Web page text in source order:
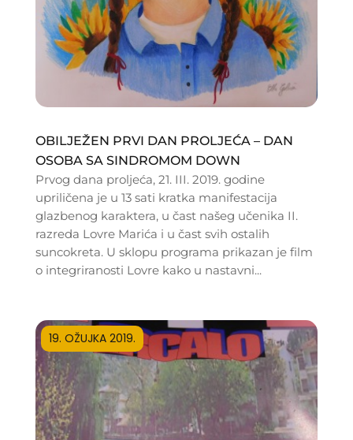
OBILJEŽEN PRVI DAN PROLJEĆA – DAN
OSOBA SA SINDROMOM DOWN
Prvog dana proljeća, 21. III. 2019. godine
upriličena je u 13 sati kratka manifestacija
glazbenog karaktera, u čast našeg učenika II.
razreda Lovre Marića i u čast svih ostalih
suncokreta. U sklopu programa prikazan je film
o integriranosti Lovre kako u nastavni...
19. OŽUJKA 2019.